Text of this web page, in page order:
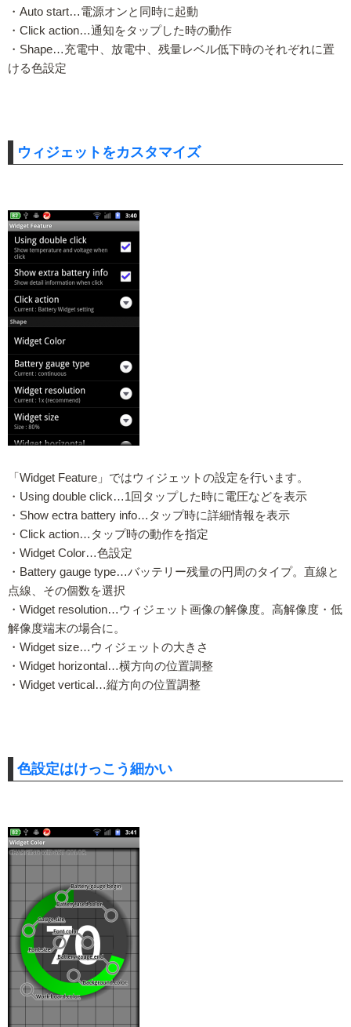
・Auto start…電源オンと同時に起動
・Click action…通知をタップした時の動作
・Shape…充電中、放電中、残量レベル低下時のそれぞれに置
ける色設定
ウィジェットをカスタマイズ
「Widget Feature」ではウィジェットの設定を行います。
・Using double click…1回タップした時に電圧などを表示
・Show ectra battery info…タップ時に詳細情報を表示
・Click action…タップ時の動作を指定
・Widget Color…色設定
・Battery gauge type…バッテリー残量の円周のタイプ。直線と
点線、その個数を選択
・Widget resolution…ウィジェット画像の解像度。高解像度・低
解像度端末の場合に。
・Widget size…ウィジェットの大きさ
・Widget horizontal…横方向の位置調整
・Widget vertical…縦方向の位置調整
色設定はけっこう細かい